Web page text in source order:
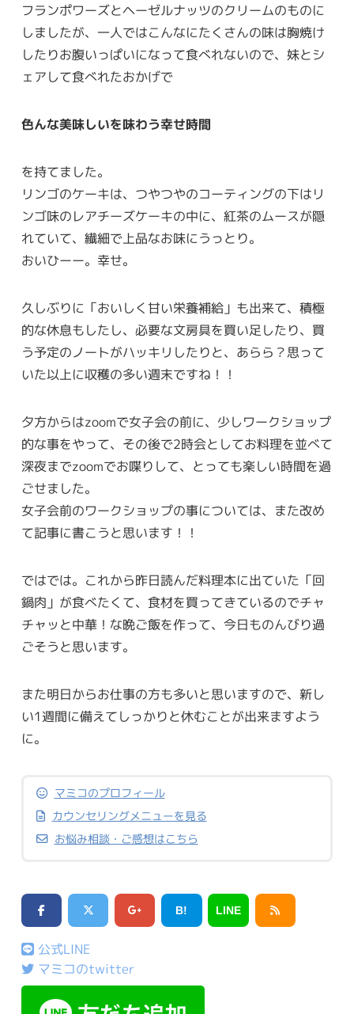
フランポワーズとヘーゼルナッツのクリームのものに
しましたが、一人ではこんなにたくさんの味は胸焼け
したりお腹いっぱいになって食べれないので、妹とシ
ェアして食べれたおかげで
色んな美味しいを味わう幸せ時間
を持てました。
リンゴのケーキは、つやつやのコーティングの下はリ
ンゴ味のレアチーズケーキの中に、紅茶のムースが隠
れていて、繊細で上品なお味にうっとり。
おいひーー。幸せ。
久しぶりに「おいしく甘い栄養補給」も出来て、積極
的な休息もしたし、必要な文房具を買い足したり、買
う予定のノートがハッキリしたりと、あらら？思って
いた以上に収穫の多い週末ですね！！
夕方からはzoomで女子会の前に、少しワークショップ
的な事をやって、その後で2時会としてお料理を並べて
深夜までzoomでお喋りして、とっても楽しい時間を過
ごせました。
女子会前のワークショップの事については、また改め
て記事に書こうと思います！！
ではでは。これから昨日読んだ料理本に出ていた「回
鍋肉」が食べたくて、食材を買ってきているのでチャ
チャッと中華！な晩ご飯を作って、今日ものんびり過
ごそうと思います。
また明日からお仕事の方も多いと思いますので、新し
い1週間に備えてしっかりと休むことが出来ますよう
に。
マミコのプロフィール
カウンセリングメニューを見る
お悩み相談・ご感想はこちら
B! LINE
公式LINE
マミコのtwitter